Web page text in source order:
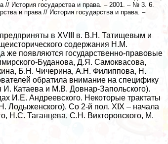
// История государства и права. – 2001. – № 3. 6.
и права // История государства и права. –
в XVIII в. В.Н. Татищевым и
содержания Н.М.
появляются государственно-правовые
Буданова, Д.Я. Самоквасова,
Б.Н. Чичерина, А.Н. Филиппова, Н.
обратила внимание на специфику
И. Катаева и М.В. Довнар-Запольского).
И.Е. Андреевского. Некоторые тpaктаты
Лодыженского). Со 2-й пол. XIX – начала
Н.С. Таганцева, С.Н. Викторовского, М.